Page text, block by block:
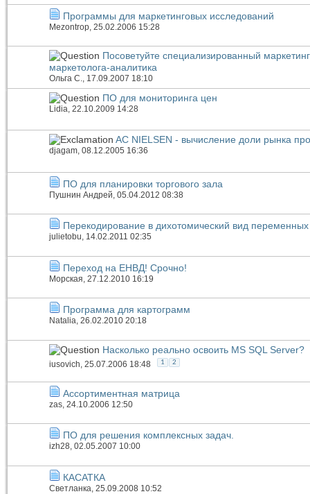
Программы для маркетинговых исследований
Mezontrop , 25.02.2006 15:28
Посоветуйте специализированный
маркетолога-аналитика
Ольга С., 17.09.2007 18:10
ПО для мониторинга цен
Lidia , 22.10.2009 14:28
AC NIELSEN - вычисление доли рынка
djagam, 08.12.2005 16:36
ПО для планировки торгового зала
Пушнин Андрей , 05.04.2012 08:38
Перекодирование в дихотомический вид переменных
julietobu, 14.02.2011 02:35
Переход на ЕНВД! Срочно!
Морская , 27.12.2010 16:19
Программа для картограмм
Natalia, 26.02.2010 20:18
Насколько реально освоить MS SQL Server?
iusovich , 25.07.2006 18:48 1 2
Ассортиментная матрица
zas, 24.10.2006 12:50
ПО для решения комплексных задач.
izh28, 02.05.2007 10:00
КАСАТКА
Светланка, 25.09.2008 10:52